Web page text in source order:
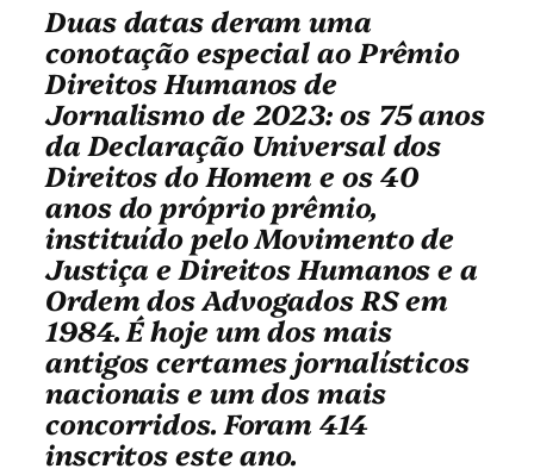
Duas datas deram uma
conotação especial ao Prêmio
Direitos Humanos de
Jornalismo de 2023: os 75 anos
da Declaração Universal dos
Direitos do Homem e os 40
anos do próprio prêmio,
instituído pelo Movimento de
Justiça e Direitos Humanos e a
Ordem dos Advogados RS em
1984. É hoje um dos mais
antigos certames jornalísticos
nacionais e um dos mais
concorridos. Foram 414
inscritos este ano.